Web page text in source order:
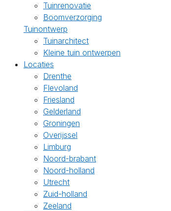
Tuinrenovatie
Boomverzorging
Tuinontwerp
Tuinarchitect
Kleine tuin ontwerpen
Locaties
Drenthe
Flevoland
Friesland
Gelderland
Groningen
Overijssel
Limburg
Noord-brabant
Noord-holland
Utrecht
Zuid-holland
Zeeland